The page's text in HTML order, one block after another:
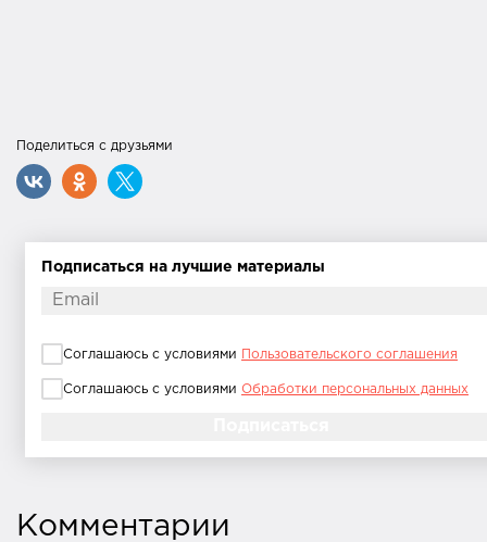
Поделиться с друзьями
Подписаться на лучшие материалы
Соглашаюсь с условиями Пользовательского соглашения
Соглашаюсь с условиями Обработки персональных данных
Комментарии